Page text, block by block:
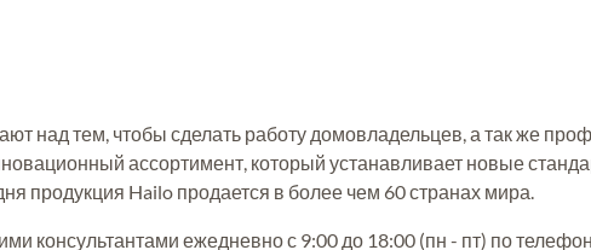
над тем, чтобы сделать работу домовладельцев, а так же
ассортимент, который устанавливает новые
продукция Hailo продается в более чем 60 странах мира.
консультантами ежедневно с 9:00 до 18:00 (пн - пт) по